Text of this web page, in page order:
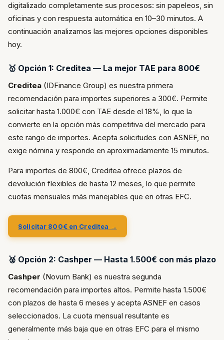
digitalizado completamente sus procesos: sin papeleos, sin
oficinas y con respuesta automática en 10–30 minutos. A
continuación analizamos las mejores opciones disponibles
hoy.
🥇 Opción 1: Creditea — La mejor TAE para 800€
Creditea (IDFinance Group) es nuestra primera
recomendación para importes superiores a 300€. Permite
solicitar hasta 1.000€ con TAE desde el 18%, lo que la
convierte en la opción más competitiva del mercado para
este rango de importes. Acepta solicitudes con ASNEF, no
exige nómina y responde en aproximadamente 15 minutos.
Para importes de 800€, Creditea ofrece plazos de
devolución flexibles de hasta 12 meses, lo que permite
cuotas mensuales más manejables que en otras EFC.
Solicitar 800€ en Creditea →
🥈 Opción 2: Cashper — Hasta 1.500€ con más plazo
Cashper (Novum Bank) es nuestra segunda
recomendación para importes altos. Permite hasta 1.500€
con plazos de hasta 6 meses y acepta ASNEF en casos
seleccionados. La cuota mensual resultante es
generalmente más baja que en otras EFC para el mismo